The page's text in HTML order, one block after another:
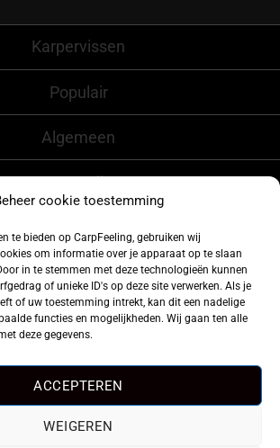
cookie toestemming
te bieden op CarpFeeling, gebruiken wij
om informatie over je apparaat op te slaan
in te stemmen met deze technologieën kunnen
of unieke ID's op deze site verwerken. Als je
of uw toestemming intrekt, kan dit een nadelige
functies en mogelijkheden. Wij gaan ten alle
deze gegevens.
ACCEPTEREN
WEIGEREN
Karpervissen
Populair
Algemeen
CarpFeeling
ons ook op